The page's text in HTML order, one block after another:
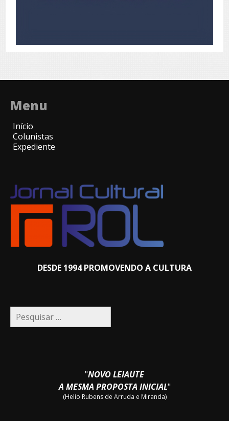
Menu
Início
Colunistas
Expediente
DESDE 1994 PROMOVENDO A CULTURA
Pesquisar
por:
"NOVO LEIAUTE
A MESMA PROPOSTA INICIAL"
(Helio Rubens de Arruda e Miranda)